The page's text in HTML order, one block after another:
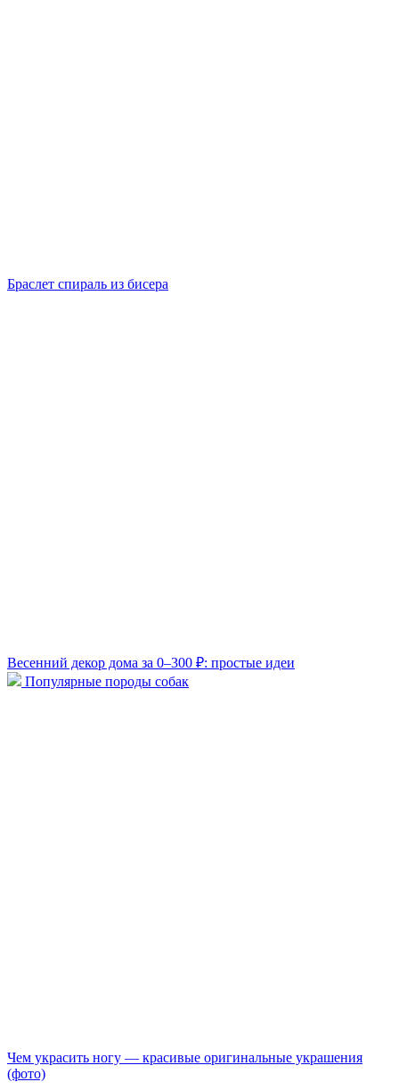
Браслет спираль из бисера
Весенний декор дома за 0–300 ₽: простые идеи
Популярные породы собак
Чем украсить ногу — красивые оригинальные украшения
(фото)